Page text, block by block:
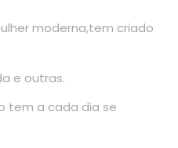
moderna,tem criado
e outras.
tem a cada dia se